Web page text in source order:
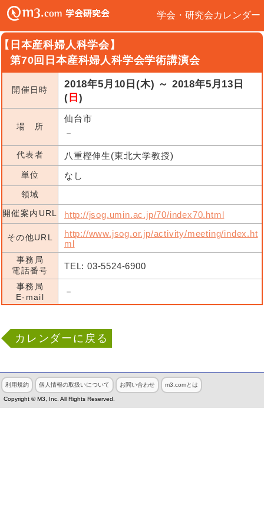
学会・研究会カレンダー
日本産科婦人科学会】
第70回日本産科婦人科学会学術講演会
開催日時
2018年5月10日(木) ～ 2018年5月13日
( 日 )
場 所
仙台市
－
代表者 八重樫伸生(東北大学教授)
単位 なし
領域
開催案内URL
http://jsog.umin.ac.jp/70/index70.html
その他URL
http://www.jsog.or.jp/activity/meeting/index.ht
ml
事務局
電話番号
TEL: 03-5524-6900
事務局
E-mail
－
カレンダーに戻る
利用規約 個人情報の取扱いについて お問い合わせ m3.comとは
Copyright © M3, Inc. All Rights Reserved.